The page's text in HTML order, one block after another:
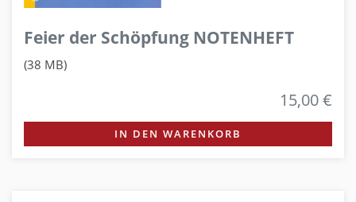
Feier der Schöpfung NOTENHEFT
(38 MB)
15,00 €
IN DEN WARENKORB